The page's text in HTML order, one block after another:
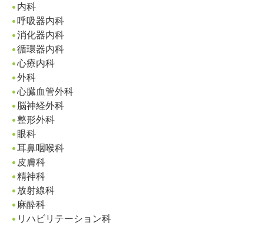
内科
呼吸器内科
消化器内科
循環器内科
心療内科
外科
心臓血管外科
脳神経外科
整形外科
眼科
耳鼻咽喉科
皮膚科
精神科
放射線科
麻酔科
リハビリテーション科